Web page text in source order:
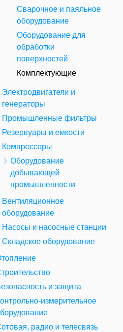
Сварочное и паяльное
оборудование
Оборудование для
обработки
поверхностей
Комплектующие
Электродвигатели и
генераторы
Промышленные фильтры
Резервуары и емкости
Компрессоры
Оборудование
добывающей
промышленности
Вентиляционное
оборудование
Насосы и насосные станции
Складское оборудование
и защита
измерительное
радио и телесвязь